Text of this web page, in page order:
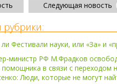
Следующая новость
Фестивали науки, или «За» и
министр РФ М.Фрадков
помощника в связи с переходом
Люди, которые не могут